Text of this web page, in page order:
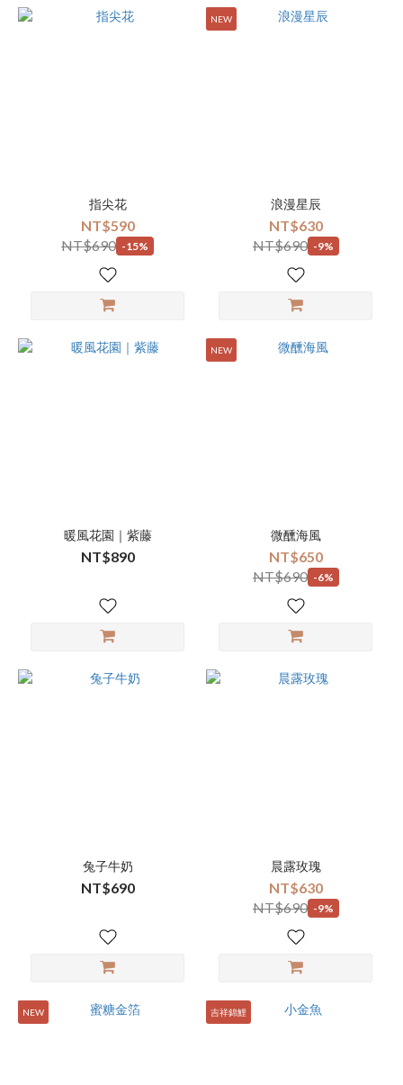
指尖花
NT$590
NT$690 -15%
NEW
浪漫星辰
NT$630
NT$690 -9%
暖風花園｜紫藤
NT$890
NEW
微醺海風
NT$650
NT$690 -6%
兔子牛奶
NT$690
晨露玫瑰
NT$630
NT$690 -9%
NEW 吉祥錦鯉